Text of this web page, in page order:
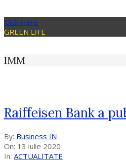
Click Here
GREEN LIFE
IMM
Raiffeisen Bank a
2020-
07-
13
By: Business IN
On: 13 iulie 2020
In: ACTUALITATE